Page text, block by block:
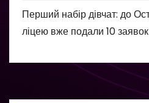
Перший набір дівчат: до
ліцею вже подали 10 заявок